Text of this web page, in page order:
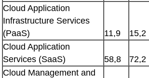
Cloud Application
Infrastructure Services
(PaaS)
11,9 15,2
Cloud Application
Services (SaaS)
58,8 72,2
Cloud Management and